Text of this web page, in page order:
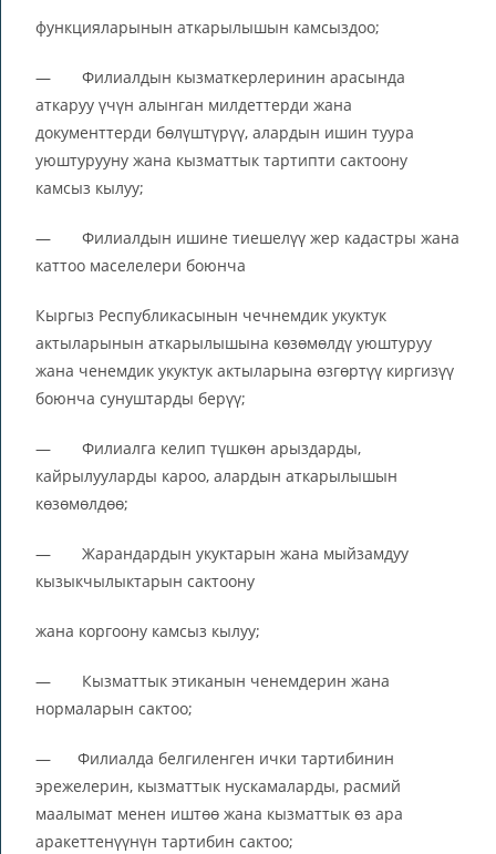
функцияларынын аткарылышын камсыздоо;
— Филиалдын кызматкерлеринин арасында
аткаруу үчүн алынган милдеттерди жана
документтерди бөлүштүрүү, алардын ишин туура
уюштурууну жана кызматтык тартипти сактоону
камсыз кылуу;
— Филиалдын ишине тиешелүү жер кадастры жана
каттоо маселелери боюнча
Кыргыз Республикасынын чечнемдик укуктук
актыларынын аткарылышына көзөмөлдү уюштуруу
жана ченемдик укуктук актыларына өзгөртүү киргизүү
боюнча сунуштарды берүү;
— Филиалга келип түшкөн арыздарды,
кайрылууларды кароо, алардын аткарылышын
көзөмөлдөө;
— Жарандардын укуктарын жана мыйзамдуу
кызыкчылыктарын сактоону
жана коргоону камсыз кылуу;
— Кызматтык этиканын ченемдерин жана
нормаларын сактоо;
— Филиалда белгиленген ички тартибинин
эрежелерин, кызматтык нускамаларды, расмий
маалымат менен иштөө жана кызматтык өз ара
аракеттенүүнүн тартибин сактоо;